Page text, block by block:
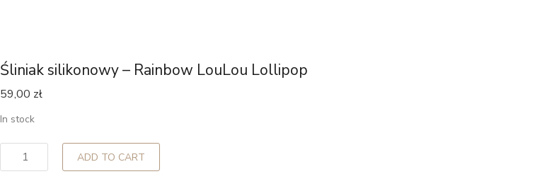
Śliniak silikonowy – Rainbow LouLou Lollipop
59,00 zł
In stock
ADD TO CART